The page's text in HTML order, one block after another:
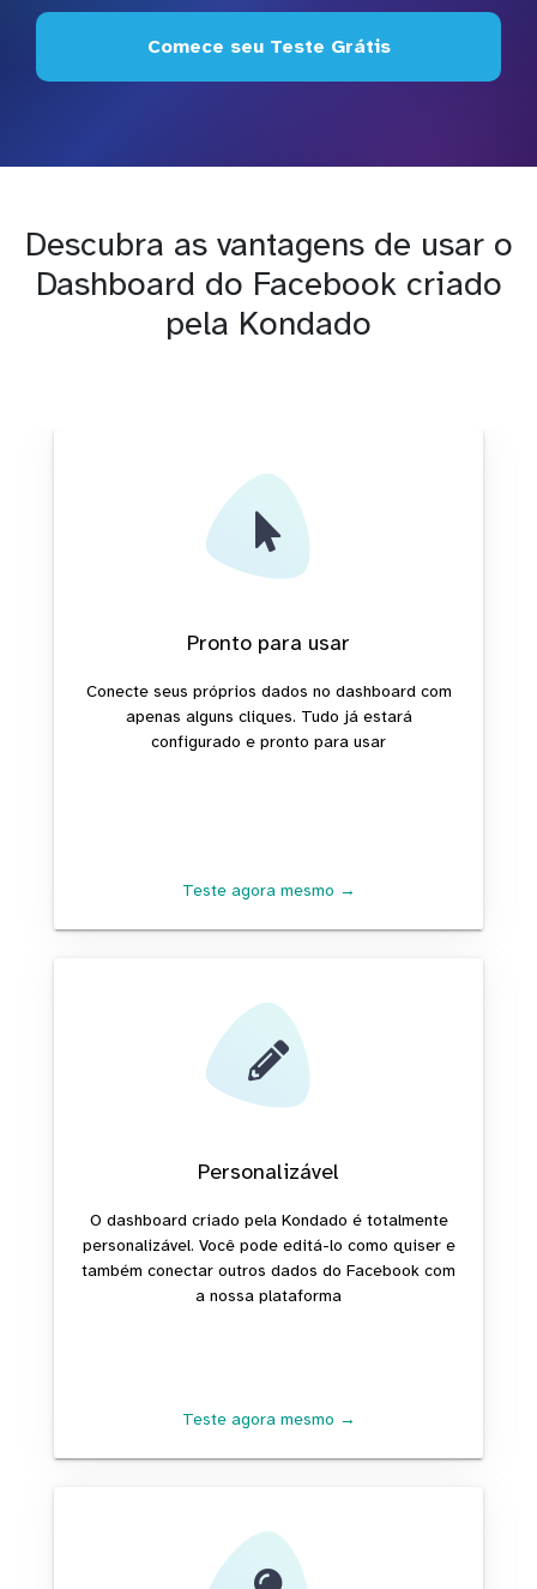
Comece seu Teste Grátis
Descubra as vantagens de usar o
Dashboard do Facebook criado
pela Kondado
Pronto para usar
Conecte seus próprios dados no dashboard com
apenas alguns cliques. Tudo já estará
configurado e pronto para usar
Teste agora mesmo →
Personalizável
O dashboard criado pela Kondado é totalmente
personalizável. Você pode editá-lo como quiser e
também conectar outros dados do Facebook com
a nossa plataforma
Teste agora mesmo →